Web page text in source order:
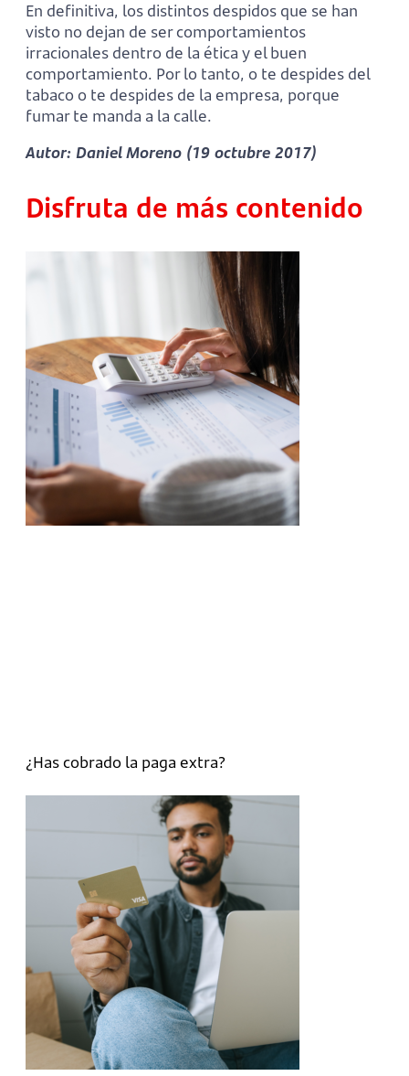
En definitiva, los distintos despidos que se han
visto no dejan de ser comportamientos
irracionales dentro de la ética y el buen
comportamiento. Por lo tanto, o te despides del
tabaco o te despides de la empresa, porque
fumar te manda a la calle.
Autor: Daniel Moreno (19 octubre 2017)
Disfruta de más contenido
¿Has cobrado la paga extra?